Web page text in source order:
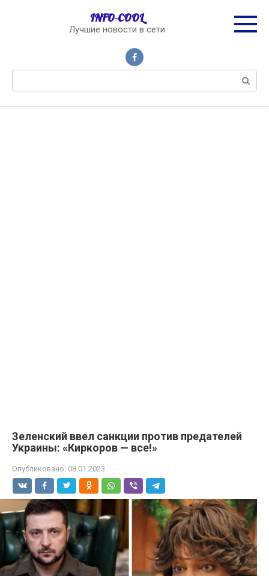
INFO-COOL
Лучшие новости в сети
Зеленский ввел санкции против предателей
Украины: «Киркоров — все!»
Опубликовано: 08.01.2023